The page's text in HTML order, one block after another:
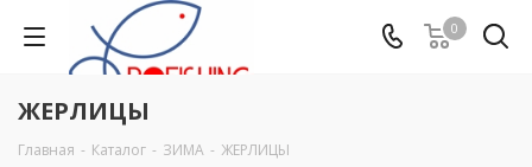
0
ЖЕРЛИЦЫ
Главная - Каталог - ЗИМА - ЖЕРЛИЦЫ